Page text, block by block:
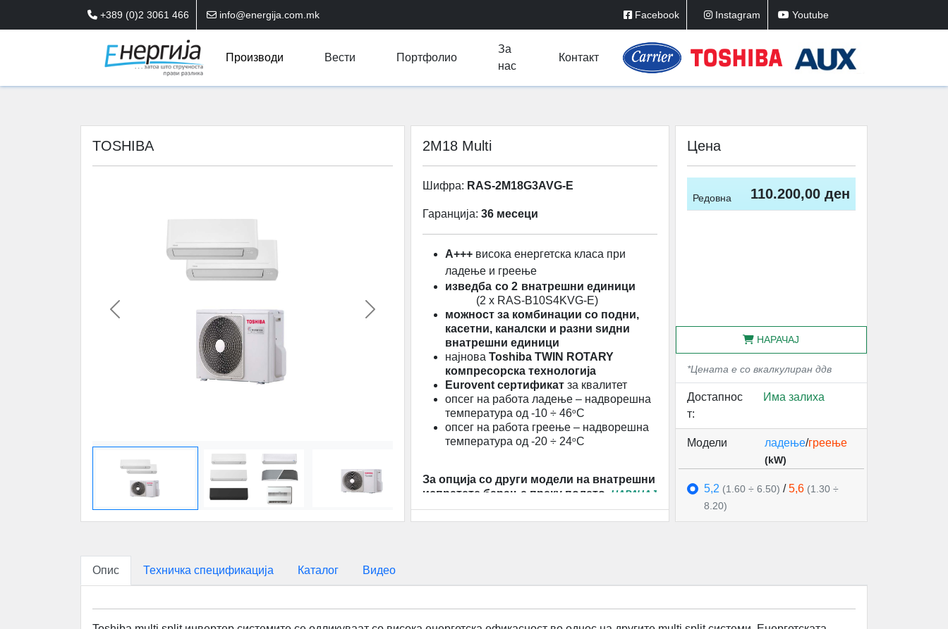
+389 (0)2 3061 466 info@energija.com.mk Facebook Instagram Youtube
Производи Вести Портфолио
За
нас
Контакт
TOSHIBA
Previous Next
2M18 Multi
Шифра: RAS-2M18G3AVG-E
Гаранција:36 месеци
A+++ висока енергетска класа при
ладење и греење
изведба со 2 внатрешни единици
(2 x RAS-B10S4KVG-E)
можност за комбинации со подни,
касетни, каналски и разни ѕидни
внатрешни единици
најноваToshiba TWIN ROTARY
компресорска технологија
Eurovent сертификат за квалитет
опсег на работа ладење – надворешна
температура од -10 ÷ 46oC
опсег на работа греење – надворешна
температура од -20 ÷ 24oC
За опција со други модели на внатрешни единици
испратете барање преку полето
НАРАЧАЈ
Цена
Редовна 110.200,00 ден
НАРАЧАЈ
*Цената е со вкалкулиран ддв
Достапнос
т:
Има залиха
Модели ладење/греење
(kW)
5,2 (1.60 ÷ 6.50) /5,6 (1.30 ÷
8.20)
Опис Техничка спецификација Каталог Видео